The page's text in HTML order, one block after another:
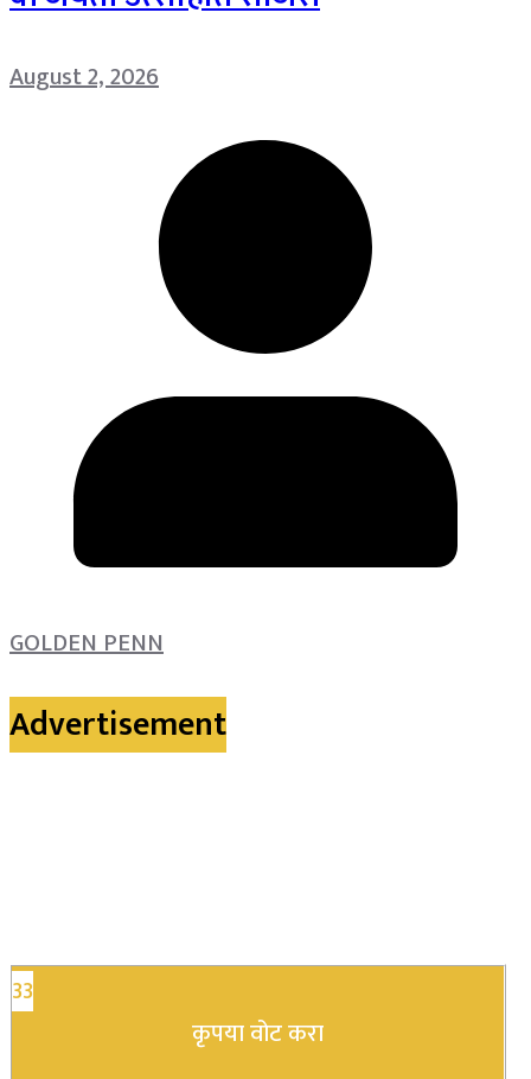
August 2, 2026
GOLDEN PENN
Advertisement
33
कृपया वोट करा